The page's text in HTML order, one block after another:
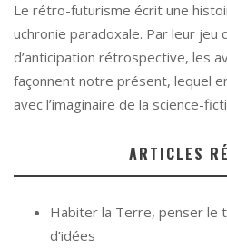
Le rétro-futurisme écrit une
uchronie paradoxale. Par leur jeu
d’anticipation rétrospective, les
façonnent notre présent, lequel
avec l’imaginaire de la science-
ARTICLES
Habiter la Terre, penser le
d’idées